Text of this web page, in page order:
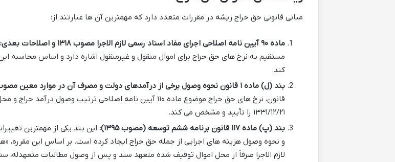
مبانی قانونی حق حراج ریشه در مقررات متعدد دارد که مهمترین آن ها عبارتند از:
ماده ۹۰ آیین نامه اصلاحی اجرای مفاد اسناد رسمی لازم الاجرا مصوب ۱۳۱۸ و اصلاحات بعدی:
مستقیم به نرخ های حق حراج برای اموال منقول و غیرمنقول اشاره دارد و اساس محاسبه
کند.
بند (ل) ماده ۱ قانون نحوه وصول برخی از درآمدهای دولت و مصرف آن در موارد معین مصوب ۱۳۷۳/۱۲/۲۸:
قانون، نرخ های حق حراج موضوع ماده ۱۱۰ آیین نامه اصلاحی ترتیب وصول
۱۳۳۱/۱۲/۲۱ را تأیید و مشخص می کند.
بند (پ) ماده ۱۱۷ قانون برنامه ششم توسعه (مصوب ۱۳۹۵):
این بند یکی از مهمترین
و نحوه وصول هزینه های اجرایی از جمله حق حراج ایجاد کرده است. بر اساس این مقرره،
لازم الاجرا صرفاً از محل اموال توقیف شده متعهد سند و پس از وصول مطالبات متعهدله،